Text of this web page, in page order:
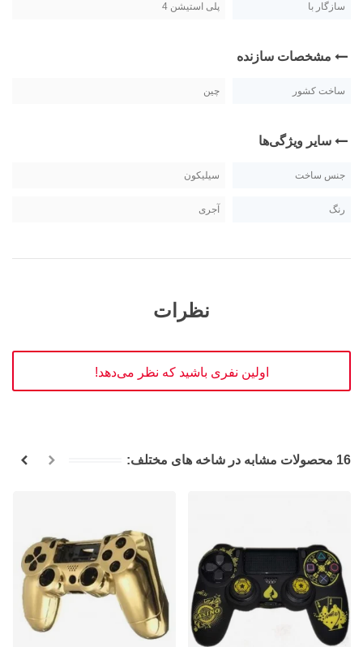
سازگار با پلی استیشن 4
مشخصات سازنده
ساخت کشور چین
سایر ویژگی‌ها
جنس ساخت سیلیکون
رنگ آجری
نظرات
اولین نفری باشید که نظر می‌دهد!
16 محصولات مشابه در شاخه های مختلف: